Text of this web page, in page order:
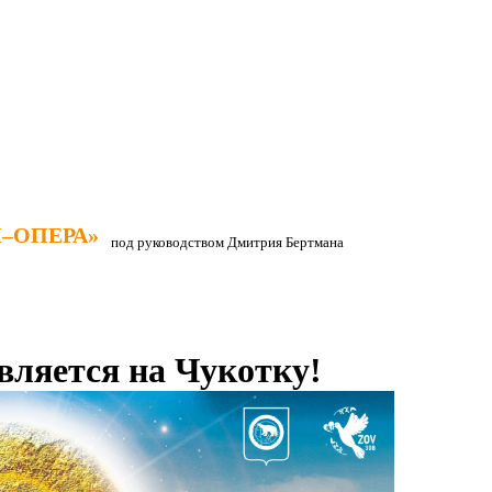
под руководством Дмитрия Бертмана
на Чукотку!